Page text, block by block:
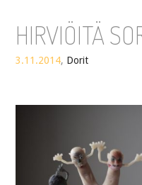
Paikka
HIRVIÖITÄ
3.11.2014, Dorit